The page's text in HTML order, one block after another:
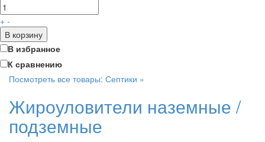
+ -
В корзину
В избранное
К сравнению
Посмотреть все товары: Септики »
Жироуловители наземные /
подземные